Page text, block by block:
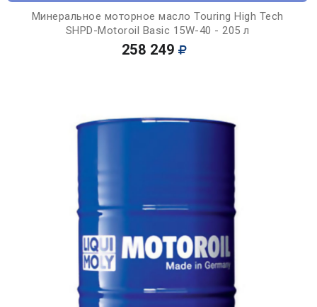
Минеральное моторное масло Touring High Tech
SHPD-Motoroil Basic 15W-40 - 205 л
258 249